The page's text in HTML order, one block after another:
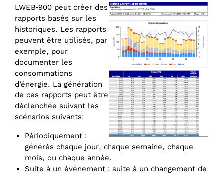
LWEB‑900 peut créer des
rapports basés sur les
historiques. Les rapports
peuvent être utilisés, par
exemple, pour
documenter les
consommations
d’énergie. La génération
de ces rapports peut être
déclenchée suivant les
scénarios suivants:
Périodiquement :
générés chaque jour, chaque semaine, chaque
mois, ou chaque année.
Suite à un événement : suite à un changement de